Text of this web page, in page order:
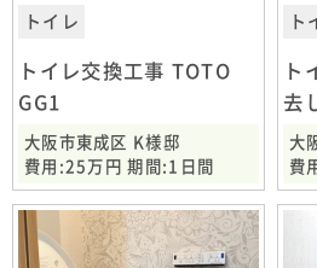
トイレ
トイレ交換工事 TOTO
GG1
大阪市東成区 K様邸
費用:25万円 期間:1日間
ト
ト
去
大
費